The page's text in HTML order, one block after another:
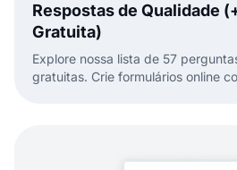
Respostas de Qualidade
Gratuita)
Explore nossa lista de 57
gratuitas. Crie formulários online